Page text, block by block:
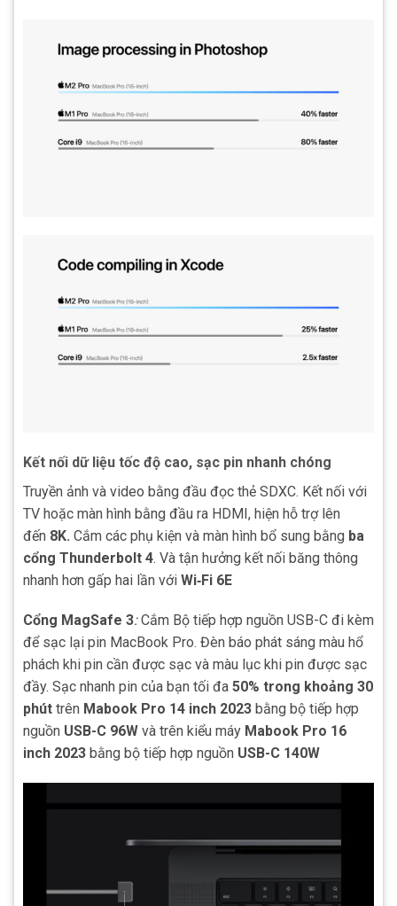
Kết nối dữ liệu tốc độ cao, sạc pin nhanh chóng
Truyền ảnh và video bằng đầu đọc thẻ SDXC. Kết nối với
TV hoặc màn hình bằng đầu ra HDMI, hiện hỗ trợ lên
đến 8K. Cắm các phụ kiện và màn hình bổ sung bằng ba
cổng Thunderbolt 4. Và tận hưởng kết nối băng thông
nhanh hơn gấp hai lần với Wi‑Fi 6E
Cổng MagSafe 3:Cắm Bộ tiếp hợp nguồn USB-C đi kèm
để sạc lại pin MacBook Pro. Đèn báo phát sáng màu hổ
phách khi pin cần được sạc và màu lục khi pin được sạc
đầy. Sạc nhanh pin của bạn tối đa 50% trong khoảng 30
phút trên Mabook Pro 14 inch 2023 bằng bộ tiếp hợp
nguồn USB-C 96W và trên kiểu máy Mabook Pro 16
inch 2023 bằng bộ tiếp hợp nguồn USB-C 140W